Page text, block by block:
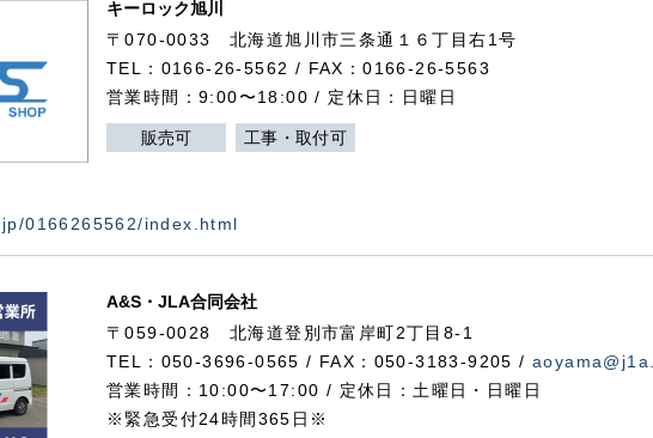
キーロック旭川
〒070-0033 北海道旭川市三条通１６丁目右1号
TEL：0166-26-5562 / FAX：0166-26-5563
営業時間：9:00〜18:00 / 定休日：日曜日
販売可 工事・取付可
0166265562/index.html
A&S・JLA合同会社
〒059-0028北海道登別市富岸町2丁目 8-1
TEL：050-3696-0565 / FAX：050-3183-9205 /
営業時間：10:00〜17:00 / 定休日：土曜日・日曜日
※緊急受付24時間365日※